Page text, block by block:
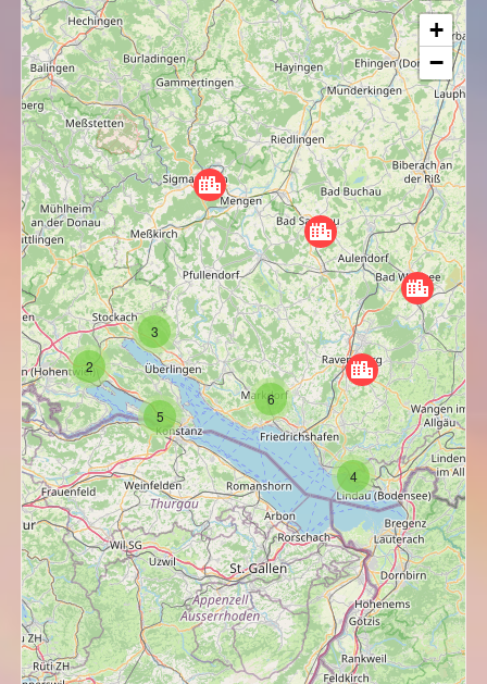
4
2
3
5
6
+
−